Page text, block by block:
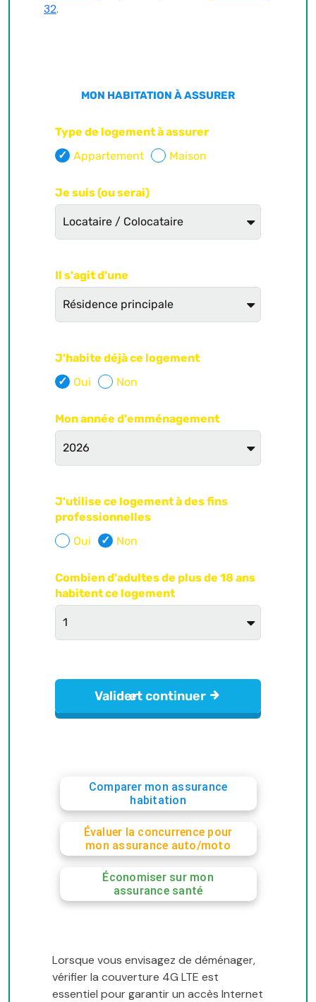
32.
Comparer mon assurance
habitation
Évaluer la concurrence pour
mon assurance auto/moto
Économiser sur mon
assurance santé
Lorsque vous envisagez de déménager,
vérifier la couverture 4G LTE est
essentiel pour garantir un accès Internet